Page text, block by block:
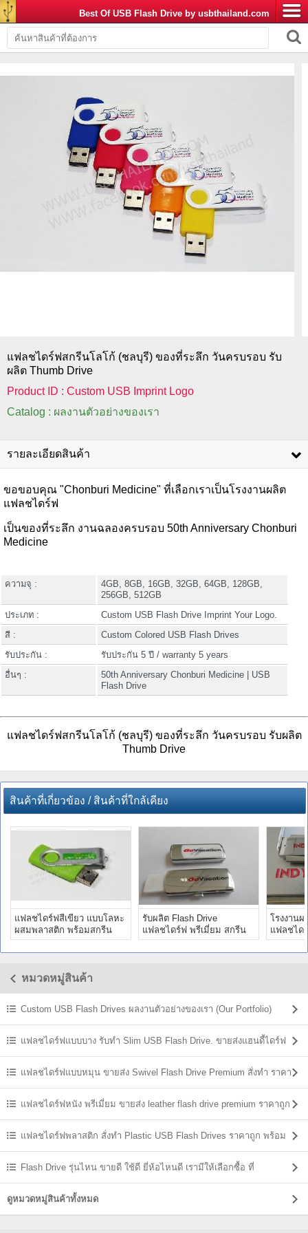
Best Of USB Flash Drive by usbthailand.com
แฟลชไดร์ฟสกรีนโลโก้ (ชลบุรี) ของที่ระลึก วันครบรอบ รับ
ผลิต Thumb Drive
Product ID : Custom USB Imprint Logo
Catalog : ผลงานตัวอย่างของเรา
รายละเอียดสินค้า
ขอขอบคุณ "Chonburi Medicine" ที่เลือกเราเป็นโรงงานผลิต
แฟลชไดร์ฟ
เป็นของที่ระลึก งานฉลองครบรอบ 50th Anniversary Chonburi
Medicine
ความจุ :
4GB, 8GB, 16GB, 32GB, 64GB, 128GB,
256GB, 512GB
ประเภท :
Custom USB Flash Drive Imprint Your Logo.
สี :
Custom Colored USB Flash Drives
รับประกัน :
รับประกัน 5 ปี / warranty 5 years
อื่นๆ :
50th Anniversary Chonburi Medicine | USB
Flash Drive
แฟลชไดร์ฟสกรีนโลโก้ (ชลบุรี) ของที่ระลึก วันครบรอบ รับผลิต
Thumb Drive
สินค้าที่เกี่ยวข้อง / สินค้าที่ใกล้เคียง
แฟลชไดร์ฟสีเขียว แบบโลหะ
ผสมพลาสติก พร้อมสกรีน
โลโก้ รับผลิต ราคาถูก
รับผลิต Flash Drive
แฟลชไดร์ฟ พรีเมี่ยม สกรีน
โลโก้ ราคาถูก - สินค้าขายดี
โรงงาน
แฟลชได
สกรีนโล
หมวดหมู่สินค้า
Custom USB Flash Drives ผลงานตัวอย่างของเรา (Our Portfolio)
แฟลชไดร์ฟแบบบาง รับทำ Slim USB Flash Drive. ขายส่งแฮนดี้ไดร์ฟ
ราคาถูกแฟลชไดร์ฟแบบหมุน ขายส่ง Swivel Flash Drive Premium สั่งทำ ราคา
ถูก แฟลชไดร์ฟหนัง พรีเมี่ยม ขายส่ง leather flash drive premium ราคาถูก
แฟลชไดร์ฟพลาสติก สั่งทำ Plastic USB Flash Drives ราคาถูก พร้อม
สกรีนFlash Drive รุ่นไหน ขายดี ใช้ดี ยี่ห้อไหนดี เรามีให้เลือกซื้อ ที่
USBThailand
ดูหมวดหมู่สินค้าทั้งหมด